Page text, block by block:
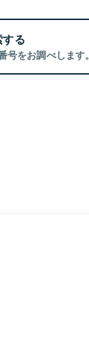
る
をお調べします。